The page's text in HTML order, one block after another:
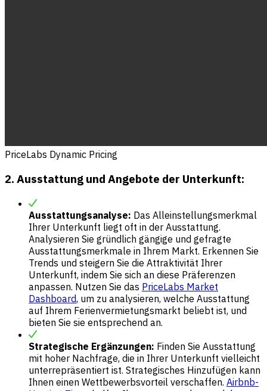
PriceLabs Dynamic Pricing
2. Ausstattung und Angebote der Unterkunft:
Ausstattungsanalyse: Das Alleinstellungsmerkmal
Ihrer Unterkunft liegt oft in der Ausstattung.
Analysieren Sie gründlich gängige und gefragte
Ausstattungsmerkmale in Ihrem Markt. Erkennen Sie
Trends und steigern Sie die Attraktivität Ihrer
Unterkunft, indem Sie sich an diese Präferenzen
anpassen. Nutzen Sie das PriceLabs Market
Dashboard, um zu analysieren, welche Ausstattung
auf Ihrem Ferienvermietungsmarkt beliebt ist, und
bieten Sie sie entsprechend an.
Strategische Ergänzungen: Finden Sie Ausstattung
mit hoher Nachfrage, die in Ihrer Unterkunft vielleicht
unterrepräsentiert ist. Strategisches Hinzufügen kann
Ihnen einen Wettbewerbsvorteil verschaffen. Airbnb-